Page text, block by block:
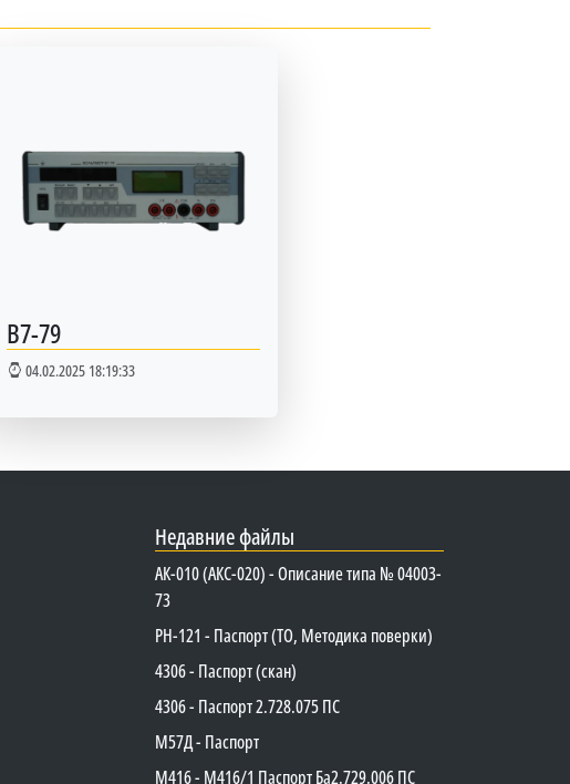
В7-79
04.02.2025 18:19:33
Недавние файлы
АК-010 (АКС-020) - Описание типа № 04003-
73
PH-121 - Паспорт (ТО, Методика поверки)
4306 - Паспорт (скан)
4306 - Паспорт 2.728.075 ПС
М57Д - Паспорт
М416 - М416/1 Паспорт Ба2.729.006 ПС